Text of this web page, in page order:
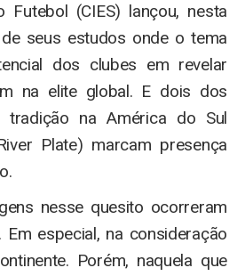
Futebol (CIES) lançou, nesta
seus estudos onde o tema
dos clubes em revelar
na elite global. E dois dos
tradição na América do Sul
Plate) marcam presença
nesse quesito ocorreram
Em especial, na consideração
Porém, naquela que